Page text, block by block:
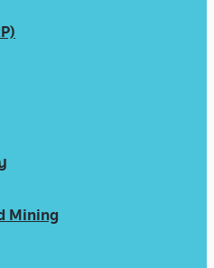
Mining